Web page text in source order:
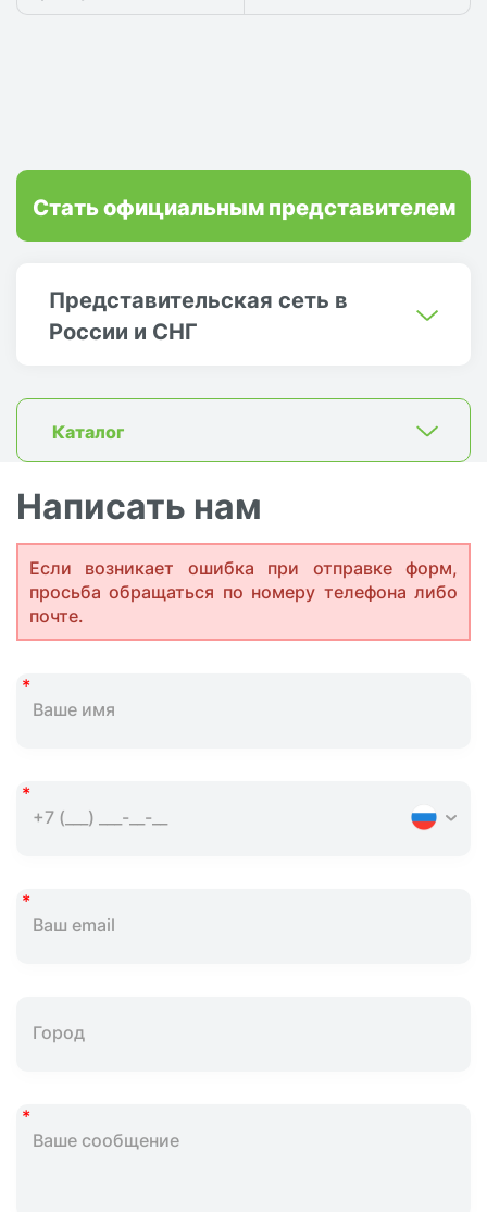
Представительская сеть в
России и СНГ
Стать официальным представителем
Каталог
Написать нам
Если возникает ошибка при отправке форм,
просьба обращаться по номеру телефона либо
почте.